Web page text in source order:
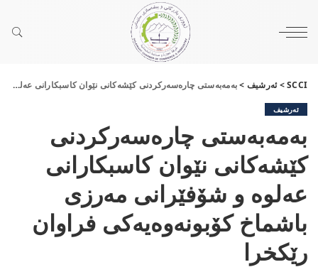
SCCI
>ئەرشیف >به‌مه‌به‌ستی چاره‌سه‌ركردنی كێشه‌كانی نێوان كاسبكارانی عه‌لوه‌ و شۆفێرانی مه‌رزی باشماخ كۆبونه‌وه‌یه‌كی فراوان رێكخرا
ئەرشیف
به‌مه‌به‌ستی چاره‌سه‌ركردنی
كێشه‌كانی نێوان كاسبكارانی
عه‌لوه‌ و شۆفێرانی مه‌رزی
باشماخ كۆبونه‌وه‌یه‌كی فراوان
رێكخرا